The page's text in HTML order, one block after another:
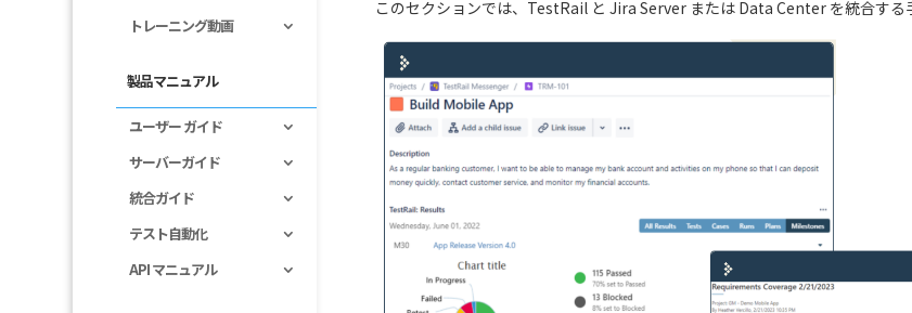
トレーニング動画
製品マニュアル
ユーザー ガイド
サーバーガイド
統合ガイド
テスト自動化
API マニュアル
このセクションでは、TestRail と Jira Server または Data Center を統合する